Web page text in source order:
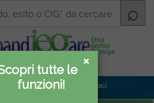
×
Informativa
privacy
×
tutte le
funzioni!
Contenuti Contattaci